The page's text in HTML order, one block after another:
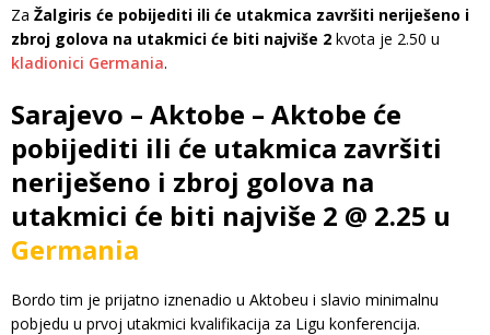
Za Žalgiris će pobijediti ili će utakmica završiti neriješeno i
zbroj golova na utakmici će biti najviše 2 kvota je 2.50 u
kladionici Germania.
Sarajevo – Aktobe – Aktobe će
pobijediti ili će utakmica završiti
neriješeno i zbroj golova na
utakmici će biti najviše 2 @ 2.25 u
Germania
Bordo tim je prijatno iznenadio u Aktobeu i slavio minimalnu
pobjedu u prvoj utakmici kvalifikacija za Ligu konferencija.